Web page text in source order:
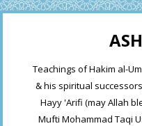
Teachings of Hakim al-
& his spiritual
Hayy 'Arifi (may Allah
Mufti Mohammad Taqi